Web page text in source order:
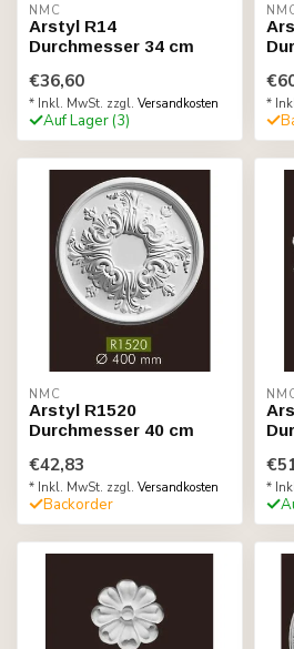
NMC
Arstyl R14
Durchmesser 34 cm
€36,60
* Inkl. MwSt. zzgl. Versandkosten
Auf Lager (3)
*
NMC
Arstyl R1520
Durchmesser 40 cm
€42,83
* Inkl. MwSt. zzgl. Versandkosten
Backorder
*